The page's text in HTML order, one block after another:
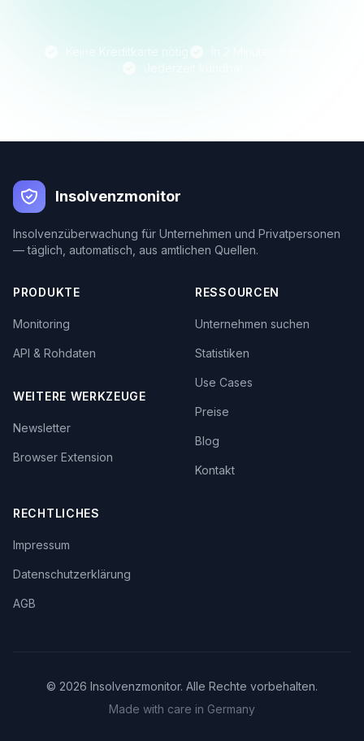
Insolvenzmonitor
Insolvenzüberwachung für Unternehmen und Privatpersonen
— täglich, automatisch, aus amtlichen Quellen.
PRODUKTE
Monitoring
API & Rohdaten
WEITERE WERKZEUGE
Newsletter
Browser Extension
RESSOURCEN
Unternehmen suchen
Statistiken
Use Cases
Preise
Blog
Kontakt
RECHTLICHES
Impressum
Datenschutzerklärung
AGB
© 2026 Insolvenzmonitor. Alle Rechte vorbehalten.
Made with care in Germany